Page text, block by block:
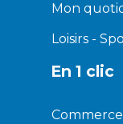
Mon
Loisirs -
En 1 clic